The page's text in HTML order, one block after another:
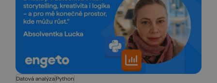
Datová analýza Python